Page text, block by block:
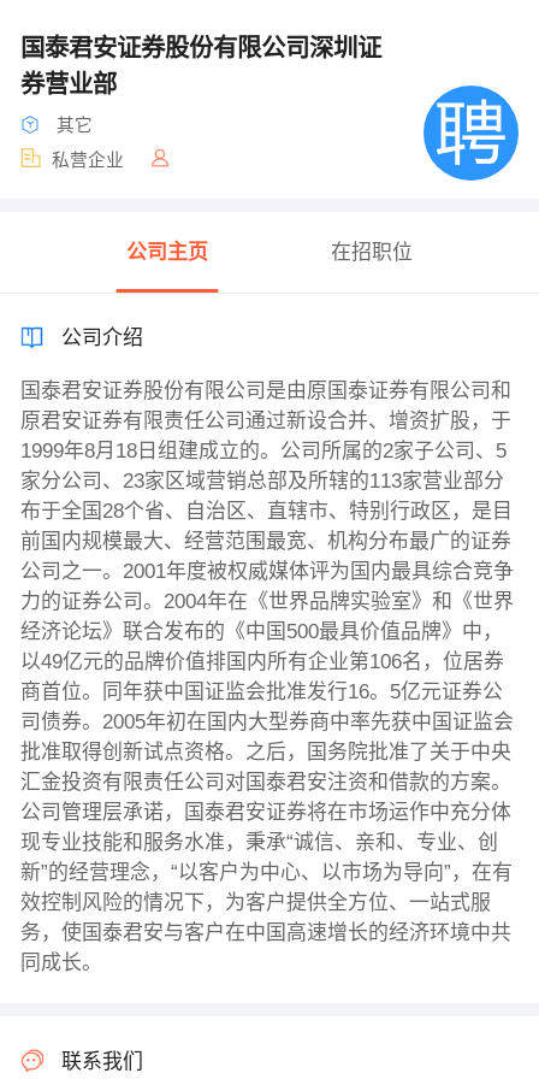
国泰君安证券股份有限公司深圳证
券营业部
其它
私营企业
公司主页 在招职位
公司介绍
国泰君安证券股份有限公司是由原国泰证券有限公司和
原君安证券有限责任公司通过新设合并、增资扩股，于
1999年8月18日组建成立的。公司所属的2家子公司、5
家分公司、23家区域营销总部及所辖的113家营业部分
布于全国28个省、自治区、直辖市、特别行政区，是目
前国内规模最大、经营范围最宽、机构分布最广的证券
公司之一。2001年度被权威媒体评为国内最具综合竞争
力的证券公司。2004年在《世界品牌实验室》和《世界
经济论坛》联合发布的《中国500最具价值品牌》中，
以49亿元的品牌价值排国内所有企业第106名，位居券
商首位。同年获中国证监会批准发行16。5亿元证券公
司债券。2005年初在国内大型券商中率先获中国证监会
批准取得创新试点资格。之后，国务院批准了关于中央
汇金投资有限责任公司对国泰君安注资和借款的方案。
公司管理层承诺，国泰君安证券将在市场运作中充分体
现专业技能和服务水准，秉承“诚信、亲和、专业、创
新”的经营理念，“以客户为中心、以市场为导向”，在有
效控制风险的情况下，为客户提供全方位、一站式服
务，使国泰君安与客户在中国高速增长的经济环境中共
同成长。
联系我们